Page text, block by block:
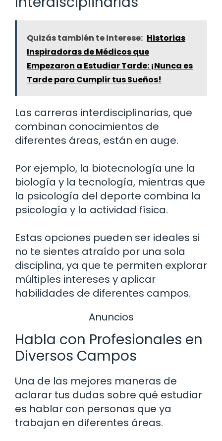
Quizás también te interese: Historias
Inspiradoras de Médicos que
Empezaron a Estudiar Tarde: ¡Nunca es
Tarde para Cumplir tus Sueños!
Las carreras interdisciplinarias, que
combinan conocimientos de
diferentes áreas, están en auge.
Por ejemplo, la biotecnología une la
biología y la tecnología, mientras que
la psicología del deporte combina la
psicología y la actividad física.
Estas opciones pueden ser ideales si
no te sientes atraído por una sola
disciplina, ya que te permiten explorar
múltiples intereses y aplicar
habilidades de diferentes campos.
Anuncios
Habla con Profesionales en
Diversos Campos
Una de las mejores maneras de
aclarar tus dudas sobre qué estudiar
es hablar con personas que ya
trabajan en diferentes áreas.